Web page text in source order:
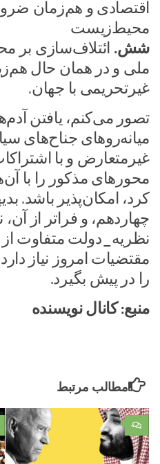
اقتصادی و هم‌زمان
محیط‌زیست
شش. ائتلاف‌سازی بر
ملی و در همان حال
غیرتحریمی با جهان.
تصور می‌کنم، یافتن
میانه‌روهای جناح‌های
غیرمتعارض و با
محورهای مذکور را با
کرد، امکان‌پذیر باشد.
چهاردهم، و فراتر از
نظریه_دولت متفاوت از
مقتضیات امروز نیاز
را در پیش بگیرد.
منبع: کانال نویسنده
مطالب مرتبط
۰